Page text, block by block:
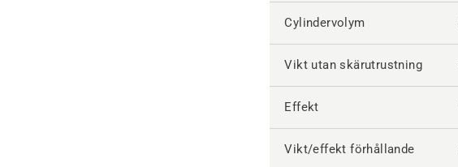
Cylindervolym
Vikt utan skärutrustning
Effekt
Vikt/effekt förhållande